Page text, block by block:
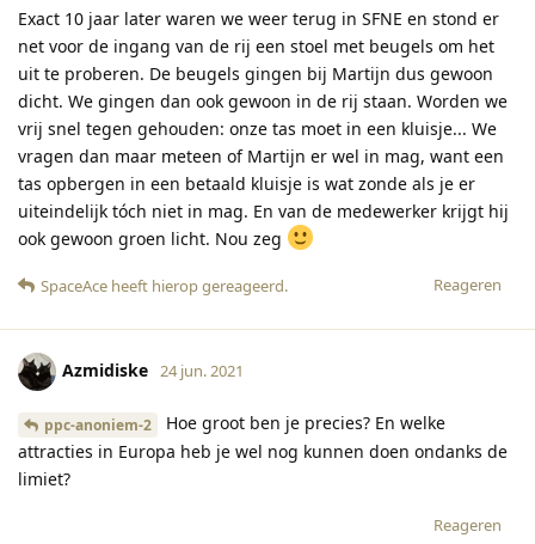
Exact 10 jaar later waren we weer terug in SFNE en stond er
net voor de ingang van de rij een stoel met beugels om het
uit te proberen. De beugels gingen bij Martijn dus gewoon
dicht. We gingen dan ook gewoon in de rij staan. Worden we
vrij snel tegen gehouden: onze tas moet in een kluisje... We
vragen dan maar meteen of Martijn er wel in mag, want een
tas opbergen in een betaald kluisje is wat zonde als je er
uiteindelijk tóch niet in mag. En van de medewerker krijgt hij
ook gewoon groen licht. Nou zeg
Reageren
SpaceAce heeft hierop gereageerd.
Azmidiske 24 jun. 2021
ppc-anoniem-2
Hoe groot ben je precies? En welke
attracties in Europa heb je wel nog kunnen doen ondanks de
limiet?
Reageren